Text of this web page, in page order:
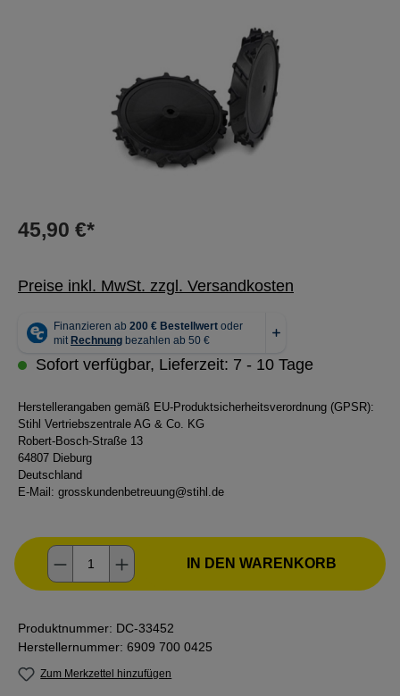
45,90 €*
Preise inkl. MwSt. zzgl. Versandkosten
Sofort verfügbar, Lieferzeit: 7 - 10 Tage
Herstellerangaben gemäß EU-Produktsicherheitsverordnung (GPSR):
Stihl Vertriebszentrale AG & Co. KG
Robert-Bosch-Straße 13
64807 Dieburg
Deutschland
E-Mail: grosskundenbetreuung@stihl.de
Produkt Anzahl: Gib den gewünschten
IN DEN WARENKORB
Produktnummer: DC-33452
Herstellernummer: 6909 700 0425
Zum Merkzettel hinzufügen